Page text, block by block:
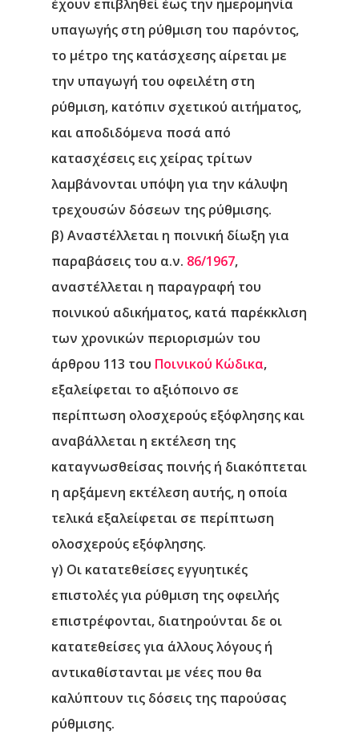
έχουν επιβληθεί έως την ημερομηνία
υπαγωγής στη ρύθμιση του παρόντος,
το μέτρο της κατάσχεσης αίρεται με
την υπαγωγή του οφειλέτη στη
ρύθμιση, κατόπιν σχετικού αιτήματος,
και αποδιδόμενα ποσά από
κατασχέσεις εις χείρας τρίτων
λαμβάνονται υπόψη για την κάλυψη
τρεχουσών δόσεων της ρύθμισης.
β) Αναστέλλεται η ποινική δίωξη για
παραβάσεις του α.ν. 86/1967,
αναστέλλεται η παραγραφή του
ποινικού αδικήματος, κατά παρέκκλιση
των χρονικών περιορισμών του
άρθρου 113 του Ποινικού Κώδικα,
εξαλείφεται το αξιόποινο σε
περίπτωση ολοσχερούς εξόφλησης και
αναβάλλεται η εκτέλεση της
καταγνωσθείσας ποινής ή διακόπτεται
η αρξάμενη εκτέλεση αυτής, η οποία
τελικά εξαλείφεται σε περίπτωση
ολοσχερούς εξόφλησης.
γ) Οι κατατεθείσες εγγυητικές
επιστολές για ρύθμιση της οφειλής
επιστρέφονται, διατηρούνται δε οι
κατατεθείσες για άλλους λόγους ή
αντικαθίστανται με νέες που θα
καλύπτουν τις δόσεις της παρούσας
ρύθμισης.